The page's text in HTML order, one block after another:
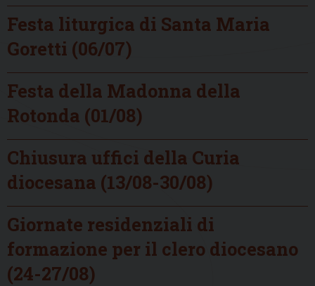
Festa liturgica di Santa Maria
Goretti (06/07)
Festa della Madonna della
Rotonda (01/08)
Chiusura uffici della Curia
diocesana (13/08-30/08)
Giornate residenziali di
formazione per il clero diocesano
(24-27/08)